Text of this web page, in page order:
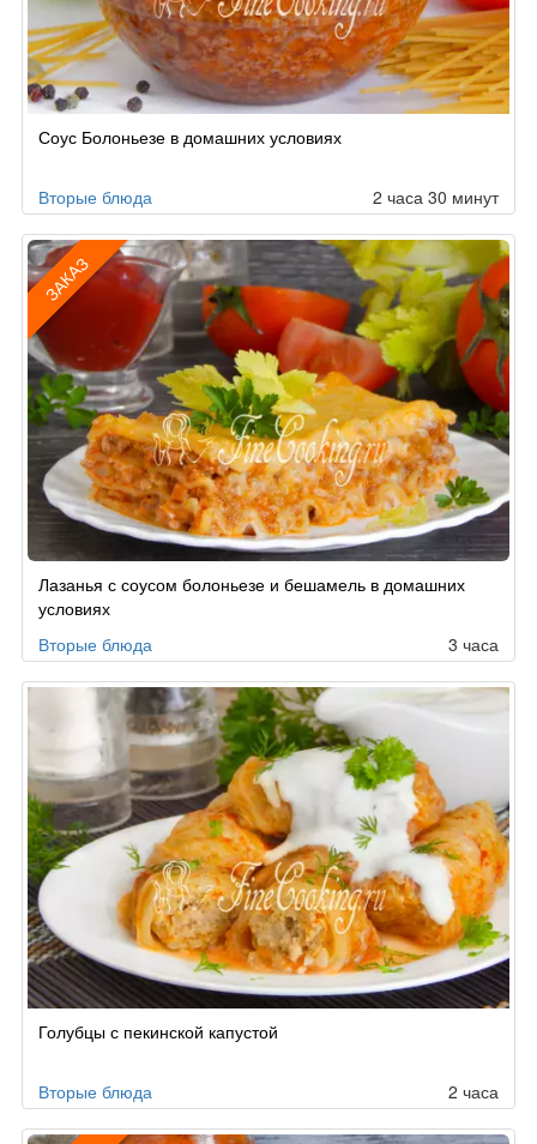
Соус Болоньезе в домашних условиях
Вторые блюда 2 часа 30 минут
ЗАКАЗ
по
заказу
Лазанья с соусом болоньезе и бешамель в домашних
условиях
Вторые блюда
3 часа
Голубцы с пекинской капустой
Вторые блюда 2 часа